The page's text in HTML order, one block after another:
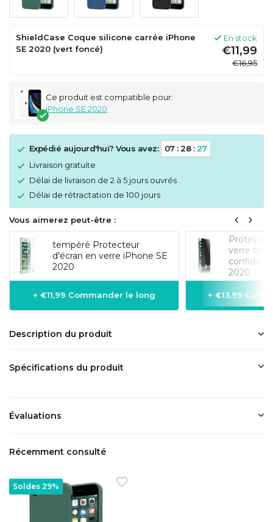
ShieldCase Coque silicone carrée iPhone
SE 2020 (vert foncé)
En stock
€11,99
€16,95
Ce produit est compatible pour:
iPhone SE 2020
Expédié aujourd'hui? Vous avez: 07 :28:27
Livraison gratuite
Délai de livraison de 2 à 5 jours ouvrés
Délai de rétractation de 100 jours
Vous aimerez peut-être :
tempéré Protecteur
d'écran en verre iPhone SE
2020
+ €11,99 Commander le long
verre
2020
+ €13,99
Description du produit
Spécifications du produit
Évaluations
Récemment consulté
Soldes 29%